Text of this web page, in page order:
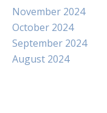
November 2024
October 2024
September 2024
August 2024